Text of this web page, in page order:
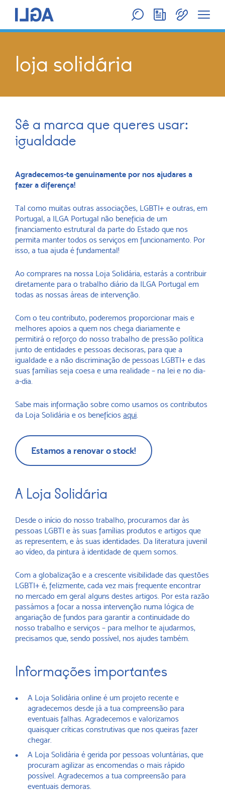
loja solidária
Sê a marca que queres usar:
igualdade
Agradecemos-te genuinamente por nos ajudares a
fazer a diferença!
Tal como muitas outras associações, LGBTI+ e outras, em
Portugal, a ILGA Portugal não beneficia de um
financiamento estrutural da parte do Estado que nos
permita manter todos os serviços em funcionamento. Por
isso, a tua ajuda é fundamental!
Ao comprares na nossa Loja Solidária, estarás a contribuir
diretamente para o trabalho diário da ILGA Portugal em
todas as nossas áreas de intervenção.
Com o teu contributo, poderemos proporcionar mais e
melhores apoios a quem nos chega diariamente e
permitirá o reforço do nosso trabalho de pressão política
junto de entidades e pessoas decisoras, para que a
igualdade e a não discriminação de pessoas LGBTI+ e das
suas famílias seja coesa e uma realidade – na lei e no dia-
a-dia.
Sabe mais informação sobre como usamos os contributos
da Loja Solidária e os benefícios aqui.
Estamos a renovar o stock!
A Loja Solidária
Desde o início do nosso trabalho, procuramos dar às
pessoas LGBTI e às suas famílias produtos e artigos que
as representem, e às suas identidades. Da literatura juvenil
ao vídeo, da pintura à identidade de quem somos.
Com a globalização e a crescente visibilidade das questões
LGBTI+ é, felizmente, cada vez mais frequente encontrar
no mercado em geral alguns destes artigos. Por esta razão
passámos a focar a nossa intervenção numa lógica de
angariação de fundos para garantir a continuidade do
nosso trabalho e serviços – para melhor te ajudarmos,
precisamos que, sendo possível, nos ajudes também.
Informações importantes
A Loja Solidária online é um projeto recente e
agradecemos desde já a tua compreensão para
eventuais falhas. Agradecemos e valorizamos
quaisquer críticas construtivas que nos queiras fazer
chegar.
A Loja Solidária é gerida por pessoas voluntárias, que
procuram agilizar as encomendas o mais rápido
possível. Agradecemos a tua compreensão para
eventuais demoras.